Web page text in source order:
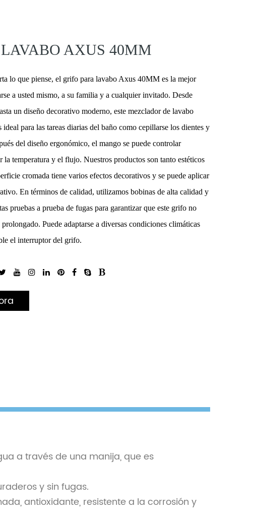
AXUS 40MM
lo que piense, el grifo para lavabo Axus 40MM es la mejor
a usted mismo, a su familia y a cualquier invitado. Desde
un diseño decorativo moderno, este mezclador de lavabo
ideal para las tareas diarias del baño como cepillarse los dientes y
del diseño ergonómico, el mango se puede controlar
la temperatura y el flujo. Nuestros productos son tanto estéticos
cromada tiene varios efectos decorativos y se puede aplicar
En términos de calidad, utilizamos bobinas de alta calidad y
pruebas a prueba de fugas para garantizar que este grifo no
Puede adaptarse a diversas condiciones climáticas
el interruptor del grifo.
a través de una manija, que es
y sin fugas.
antioxidante, resistente a la corrosión y